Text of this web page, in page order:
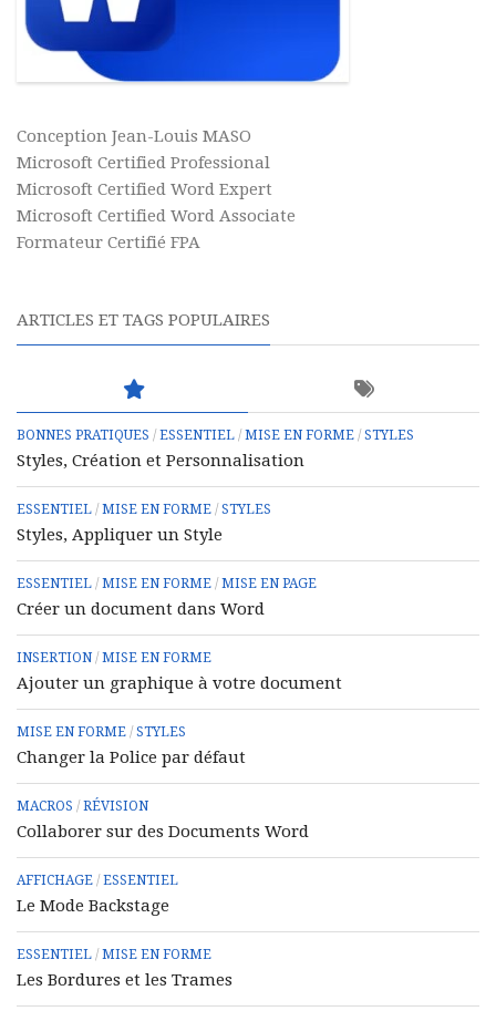
Conception Jean-Louis MASO
Microsoft Certified Professional
Microsoft Certified Word Expert
Microsoft Certified Word Associate
Formateur Certifié FPA
ARTICLES ET TAGS POPULAIRES
BONNES PRATIQUES / ESSENTIEL / MISE EN FORME / STYLES
Styles, Création et Personnalisation
ESSENTIEL / MISE EN FORME / STYLES
Styles, Appliquer un Style
ESSENTIEL / MISE EN FORME / MISE EN PAGE
Créer un document dans Word
INSERTION / MISE EN FORME
Ajouter un graphique à votre document
MISE EN FORME / STYLES
Changer la Police par défaut
MACROS / RÉVISION
Collaborer sur des Documents Word
AFFICHAGE / ESSENTIEL
Le Mode Backstage
ESSENTIEL / MISE EN FORME
Les Bordures et les Trames